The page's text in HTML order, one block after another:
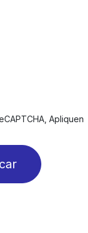
Apliquen